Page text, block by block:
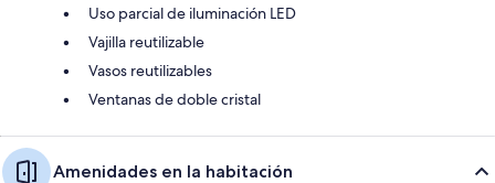
Uso parcial de iluminación LED
Vajilla reutilizable
Vasos reutilizables
Ventanas de doble cristal
Amenidades en la habitación